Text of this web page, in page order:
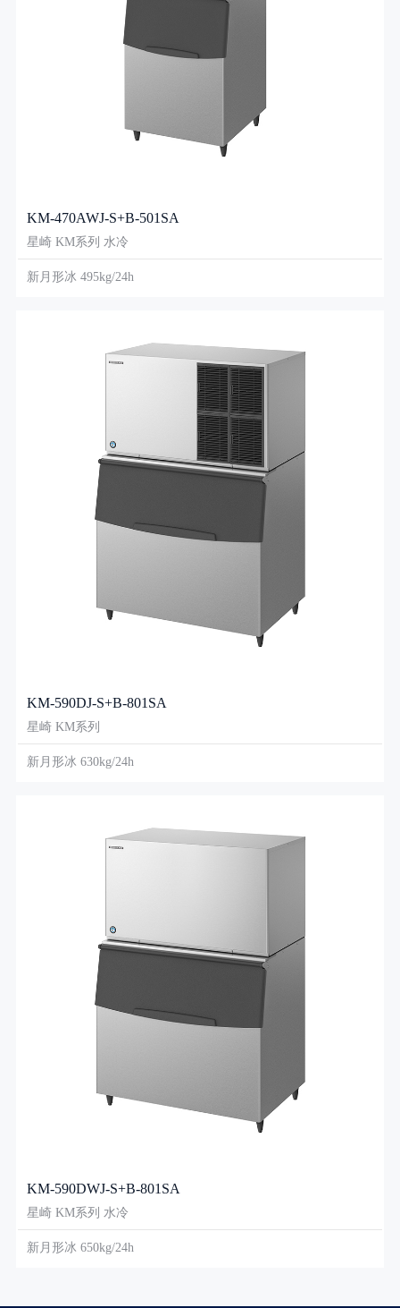
KM-470AWJ-S+B-501SA
星崎 KM系列 水冷
新月形冰 495kg/24h
KM-590DJ-S+B-801SA
星崎 KM系列
新月形冰 630kg/24h
KM-590DWJ-S+B-801SA
星崎 KM系列 水冷
新月形冰 650kg/24h